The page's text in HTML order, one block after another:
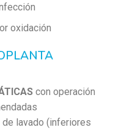
oxidación
con operación
lavado (inferiores